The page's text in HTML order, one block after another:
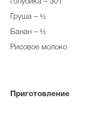
Груша – ½
Банан – ½
Рисовое молоко
Приготовление